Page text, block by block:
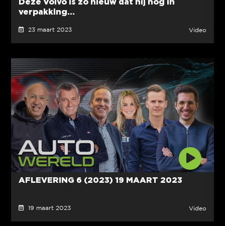
verpakking...
23 maart 2023 Video
AFLEVERING 6 (2023) 19 MAART 2023
19 maart 2023 Video